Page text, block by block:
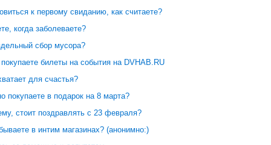
к первому свиданию, как считаете?
когда заболеваете?
сбор мусора?
билеты на события на DVHAB.RU
для счастья?
покупаете в подарок на 8 марта?
стоит поздравлять с 23 февраля?
в интим магазинах? (анонимно:)